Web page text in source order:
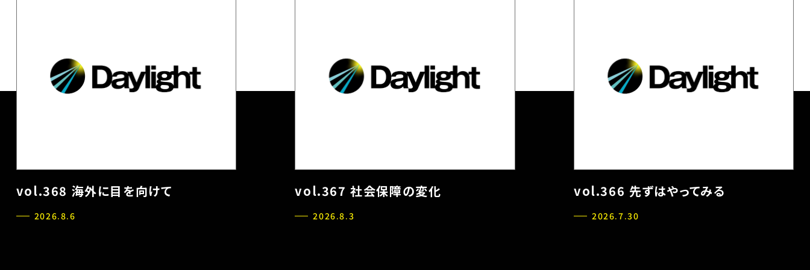
vol.368 海外に目を向けて
2026.8.6
vol.367 社会保障の変化
2026.8.3
vol.366 先ずはやってみる
2026.7.30